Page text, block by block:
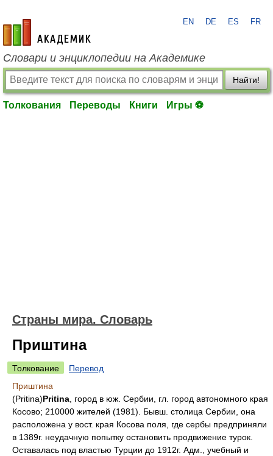
academic.ru
EN DE ES FR
Словари и энциклопедии на Академике
Найти!
Толкования Переводы Книги Игры ⚽
Страны мира. Словарь
Приштина
Толкование
Перевод
Приштина
(Pritina)Pritina , город в юж. Сербии, гл. город автономного края
Косово; 210000 жителей (1981). Бывш. столица Сербии, она
расположена у вост. края Косова поля, где сербы предприняли
в 1389г. неудачную попытку остановить продвижение турок.
Оставалась под властью Турции до 1912г. Адм., учебный и